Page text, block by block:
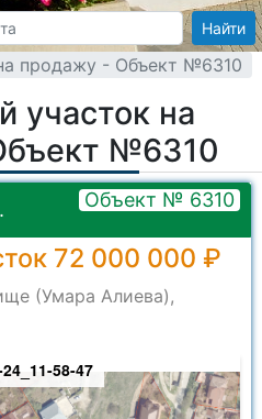
Найти
продажу - Объект №6310
участок на
№6310
Объект № 6310
72 000 000 ₽
(Умара Алиева),
58-47